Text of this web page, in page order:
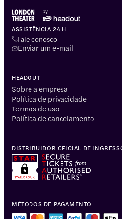
ASSISTÊNCIA 24 H
Fale conosco
Enviar um e-mail
HEADOUT
Sobre a empresa
Política de privacidade
Termos de uso
Política de cancelamento
MÉTODOS DE PAGAMENTO
DISTRIBUIDOR OFICIAL DE